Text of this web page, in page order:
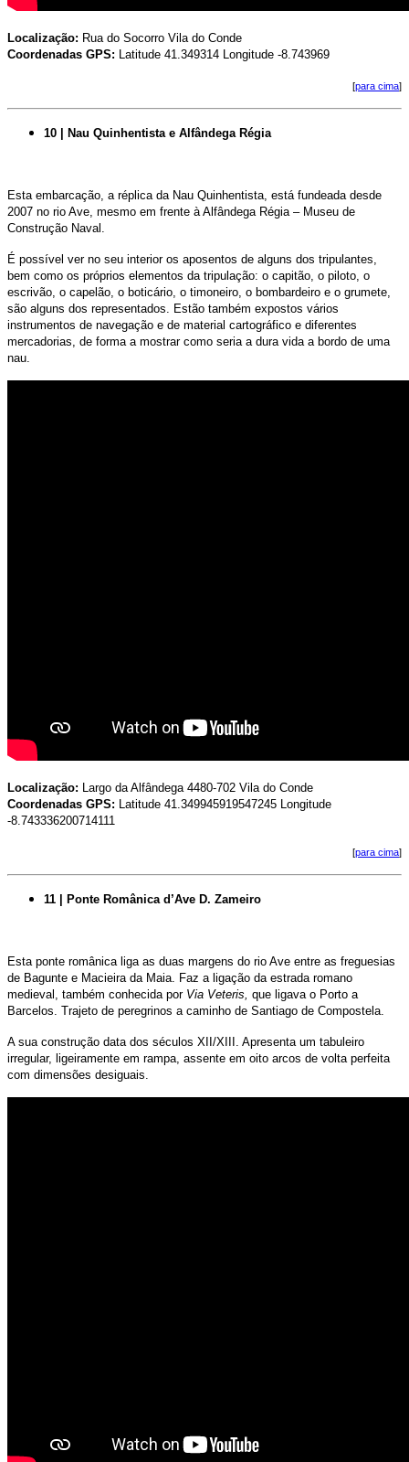
Localização: Rua do Socorro Vila do Conde
Coordenadas GPS: Latitude 41.349314 Longitude -8.743969
[para cima]
10 | Nau Quinhentista e Alfândega Régia
Esta embarcação, a réplica da Nau Quinhentista, está fundeada desde
2007 no rio Ave, mesmo em frente à Alfândega Régia – Museu de
Construção Naval.
É possível ver no seu interior os aposentos de alguns dos tripulantes,
bem como os próprios elementos da tripulação: o capitão, o piloto, o
escrivão, o capelão, o boticário, o timoneiro, o bombardeiro e o grumete,
são alguns dos representados. Estão também expostos vários
instrumentos de navegação e de material cartográfico e diferentes
mercadorias, de forma a mostrar como seria a dura vida a bordo de uma
nau.
Localização: Largo da Alfândega 4480-702 Vila do Conde
Coordenadas GPS: Latitude 41.349945919547245 Longitude
-8.743336200714111
[para cima]
11 | Ponte Românica d’Ave D. Zameiro
Esta ponte românica liga as duas margens do rio Ave entre as freguesias
de Bagunte e Macieira da Maia. Faz a ligação da estrada romano
medieval, também conhecida por Via Veteris, que ligava o Porto a
Barcelos. Trajeto de peregrinos a caminho de Santiago de Compostela.
A sua construção data dos séculos XII/XIII. Apresenta um tabuleiro
irregular, ligeiramente em rampa, assente em oito arcos de volta perfeita
com dimensões desiguais.